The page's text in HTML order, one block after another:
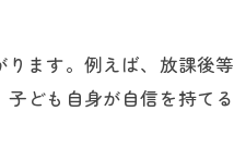
ます。例えば、放課後等
ども自身が自信を持てる